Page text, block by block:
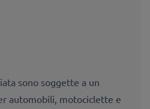
sono soggette a un
automobili, motociclette e